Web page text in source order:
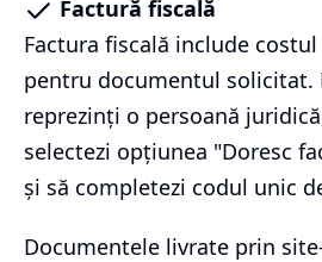
Factură fiscală
Factura fiscală include
pentru documentul solicitat.
reprezinți o persoană
selectezi opțiunea "Doresc
și să completezi codul unic
Documentele livrate prin